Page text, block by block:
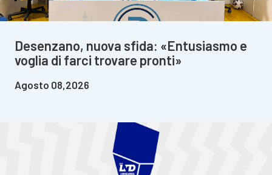
Desenzano, nuova sfida: «Entusiasmo e
voglia di farci trovare pronti»
Agosto 08,2026